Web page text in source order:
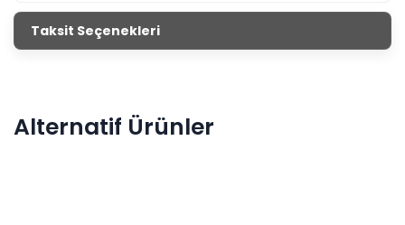
Taksit Seçenekleri
Alternatif Ürünler